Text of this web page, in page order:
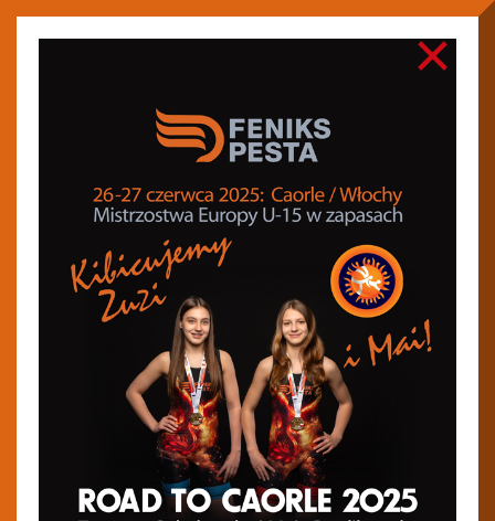
×
Feniks Pesta Stargard